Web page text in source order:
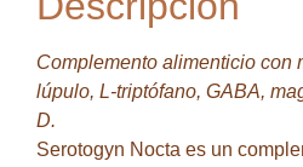
Complemento alimenticio con
lúpulo, L-triptófano, GABA,
D.
Serotogyn Nocta es un